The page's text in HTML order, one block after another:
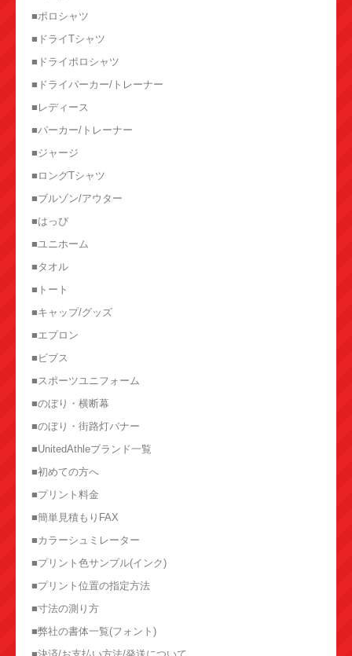
■ポロシャツ
■ドライTシャツ
■ドライポロシャツ
■ドライパーカー/トレーナー
■レディース
■パーカー/トレーナー
■ジャージ
■ロングTシャツ
■ブルゾン/アウター
■はっぴ
■ユニホーム
■タオル
■トート
■キャップ/グッズ
■エプロン
■ビブス
■スポーツユニフォーム
■のぼり・横断幕
■のぼり・街路灯バナー
■UnitedAthleブランド一覧
■初めての方へ
■プリント料金
■簡単見積もりFAX
■カラーシュミレーター
■プリント色サンプル(インク)
■プリント位置の指定方法
■寸法の測り方
■弊社の書体一覧(フォント)